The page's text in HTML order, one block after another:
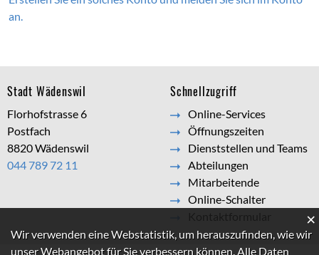
an.
Stadt Wädenswil
Florhofstrasse 6
Postfach
8820 Wädenswil
044 789 72 11
Schnellzugriff
Online-Services
Öffnungszeiten
Dienststellen und Teams
Abteilungen
Mitarbeitende
Online-Schalter
Webstatistik
Wir verwenden eine Webstatistik, um herauszufinden, wie wir
unser Webangebot für Sie verbessern können. Alle Daten
×